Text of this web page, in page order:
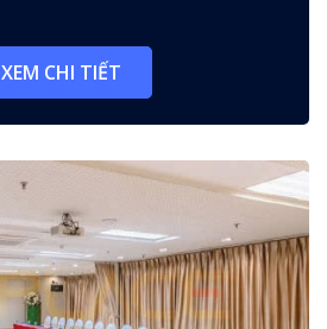
XEM CHI TIẾT